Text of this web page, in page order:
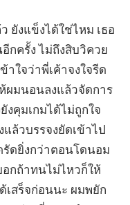
ยังแข็งได้ใช่ไหม เธอ
กครั้ง ไม่ถึงสิบวิควย
าใจว่าพี่เค้าจงใจรีด
ผมนอนลงแล้วจัดการ
งคุมเกมได้ไม่ถูกใจ
ล้วบรรจงยัดเข้าไป
ดยิ่งกว่าตอนโดนอม
อกถ้าทนไม่ไหวก็ให้
สร็จก่อนนะ ผมพยัก